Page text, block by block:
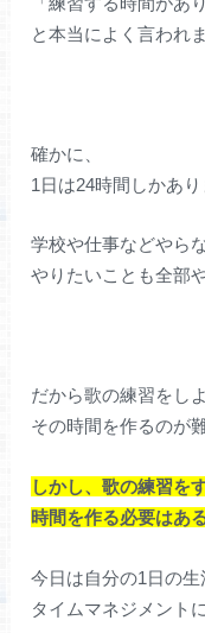
と本当によく言われま
確かに、
1日は24時間しかあり
学校や仕事などやら
やりたいことも全部
だから歌の練習をし
その時間を作るのが
しかし、歌の練習を
時間を作る必要はあ
今日は自分の1日の生
タイムマネジメント